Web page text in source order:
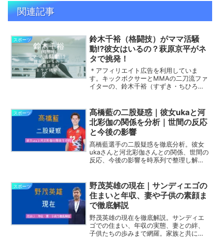
関連記事
スポーツ
鈴木千裕（格闘技）がママ活騒
動!?彼女はいるの？萩原京平がネ
タで挑発！
＊アフィリエイト広告を利用していま
す。キックボクサーとMMAの二刀流ファ
イターの、鈴木千裕（すずき・ちひろ）
そこで今回の記事では、・鈴木千裕のマ
マ活騒動・鈴木千裕の彼女...
スポーツ
髙橋藍の二股疑惑｜彼女ukaと河
北彩伽の関係を分析｜世間の反応
と今後の影響
髙橋藍選手の二股疑惑を徹底分析。彼女
ukaさんと河北彩伽さんとの関係、世間の
反応、今後の影響を時系列で整理し解説
スポーツ
野茂英雄の現在｜サンディエゴの
住まいと年収、妻や子供の素顔ま
で徹底解説
野茂英雄の現在を徹底解説。サンディエ
ゴでの住まい、年収の実態、妻との絆、
子供たちの歩みまで網羅。家族と共に歩